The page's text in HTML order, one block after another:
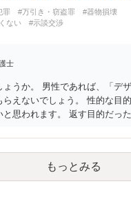
罪 #万引き・窃盗罪
#器物損壊
ない
#示談交渉
士
うか。 男性であれば、「デ
らえないでしょう。 性的な目
と思われます。 返す目的だっ
現しており、窃盗の既遂罪は
戻したのは、前述の目的を遂
評価されることになるのではな
いるのがあなたなのかは不明
もっとみる